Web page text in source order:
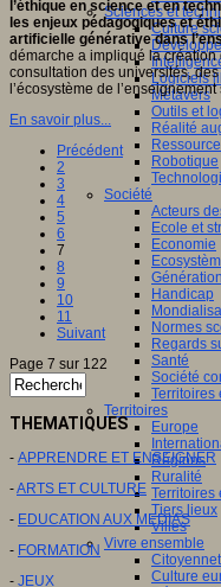
Sciences et
Culture
Logiciels
Métavers
Outils et
Réalité
Robotique
Société
Acteurs
Ecole et
Economie
Handicap
Normes
Regards
Santé
Société
Territoires
Territoires
Europe
Régions
Ruralité
Territoires
Tiers lieux
Villes
Vivre ensemble
Culture
l’éthique en science et en
les enjeux pédagogiques et
artificielle générative dans
démarche a impliqué la création
consultation des universités,
l’écosystème de
En savoir plus...
Précédent
2
3
4
5
6
7
8
9
10
11
Suivant
Page 7 sur 122
THEMATIQUES
- APPRENDRE ET ENSEIGNER
-ARTS ET CULTURE
- EDUCATION AUX MEDIAS
- FORMATION
- JEUX